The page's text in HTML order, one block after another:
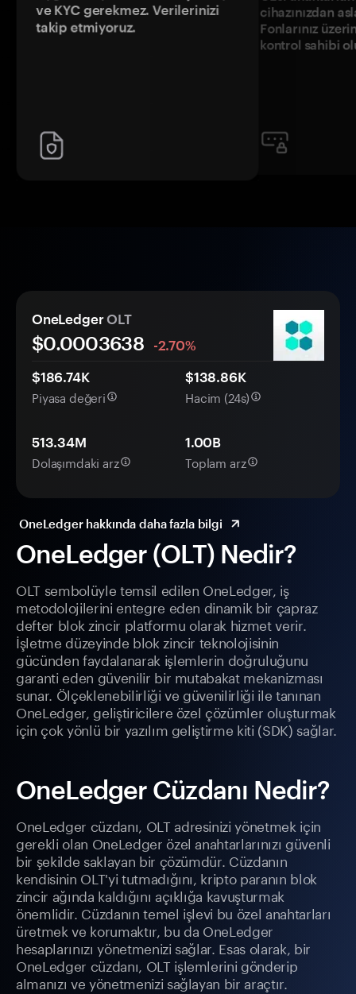
ve KYC gerekmez. Verilerinizi
takip etmiyoruz.
cihazınızdan
Fonlarınız
kontrol sahibi
OneLedger (OLT) Nedir?
OLT sembolüyle temsil edilen OneLedger, iş
metodolojilerini entegre eden dinamik bir çapraz
defter blok zincir platformu olarak hizmet verir.
İşletme düzeyinde blok zincir teknolojisinin
gücünden faydalanarak işlemlerin doğruluğunu
garanti eden güvenilir bir mutabakat mekanizması
sunar. Ölçeklenebilirliği ve güvenilirliği ile tanınan
OneLedger, geliştiricilere özel çözümler oluşturmak
için çok yönlü bir yazılım geliştirme kiti (SDK) sağlar.
OneLedger Cüzdanı Nedir?
OneLedger cüzdanı, OLT adresinizi yönetmek için
gerekli olan OneLedger özel anahtarlarınızı güvenli
bir şekilde saklayan bir çözümdür. Cüzdanın
kendisinin OLT'yi tutmadığını, kripto paranın blok
zincir ağında kaldığını açıklığa kavuşturmak
önemlidir. Cüzdanın temel işlevi bu özel anahtarları
üretmek ve korumaktır, bu da OneLedger
hesaplarınızı yönetmenizi sağlar. Esas olarak, bir
OneLedger cüzdanı, OLT işlemlerini gönderip
almanızı ve yönetmenizi sağlayan bir araçtır.
OneLedgerOLT
$0.0003638
-2.70%
$186.74K
Piyasa değeri
$138.86K
Hacim (24s)
513.34M
Dolaşımdaki arz
1.00B
Toplam arz
OneLedger hakkında daha fazla bilgi